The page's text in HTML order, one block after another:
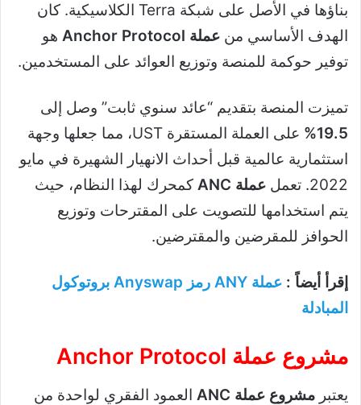
بناؤها في الأصل على شبكة Terra الكلاسيكية. كان
الهدف الأساسي من عملة Anchor Protocol
هو
توفير حوكمة للمنصة وتوزيع العوائد على المستخدمين.
تميزت المنصة بتقديم “عائد سنوي ثابت” وصل إلى
19.5%
على العملة المستقرة UST، مما جعلها وجهة
استثمارية عالمية قبل أحداث الانهيار الشهيرة في مايو
2022. تعمل
عملة ANC
كمحرك لهذا النظام، حيث
يتم استخدامها للتصويت على المقترحات وتوزيع
الحوافز للمقرضين والمقترضين.
إقرأ أيضاً :
عملة ANY رمز Anyswap بروتوكول
المبادلة
مشروع عملة Anchor Protocol
يعتبر مشروع عملة ANC
العمود الفقري لواحدة من